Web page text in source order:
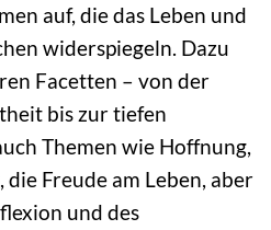
auf, die das Leben und
widerspiegeln. Dazu
Facetten – von der
bis zur tiefen
Themen wie Hoffnung,
die Freude am Leben, aber
und des